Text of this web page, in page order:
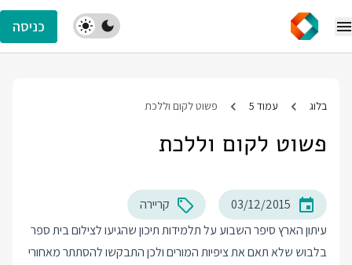
כניסה
בלוג עמוד 5 פשוט לקום וללכת
פשוט לקום וללכת
03/12/2015
קריירה
עיתון הארץ סיפר השבוע על תלמידות תיכון שהגיעו לצילום בית ספר
בלבוש שלא תאם את ציפיות המורים ולכן התבקשו להסתתר מאחורי